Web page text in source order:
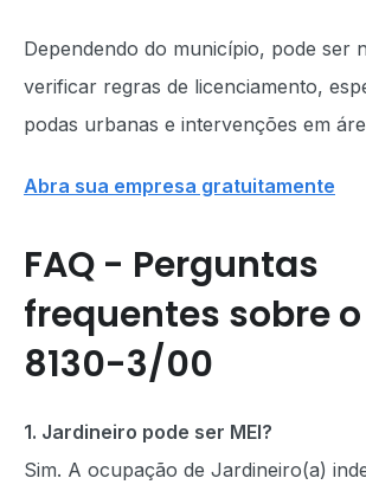
Dependendo do município, pode ser
verificar regras de licenciamento,
podas urbanas e intervenções em
Abra sua empresa gratuitamente
FAQ - Perguntas
frequentes sobre o
8130-3/00
1. Jardineiro pode ser MEI?
Sim. A ocupação de Jardineiro(a)